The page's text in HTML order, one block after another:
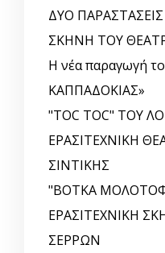
ΔΥΟ
ΣΚΗΝΗ ΤΟΥ
Η νέα παραγωγή
ΚΑΠΠΑΔΟΚΙΑΣ»
"TOC TOC" ΤΟΥ
ΕΡΑΣΙΤΕΧΝΙΚΗ
ΣΙΝΤΙΚΗΣ
"ΒΟΤΚΑ
ΕΡΑΣΙΤΕΧΝΙΚΗ
ΣΕΡΡΩΝ